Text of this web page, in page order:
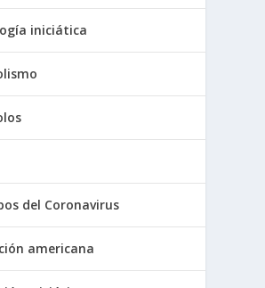
iniciática
del Coronavirus
americana